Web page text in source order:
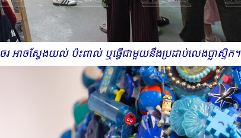
អាច​ស្វែងយល់​ ប៉ះពាល់ ឬធ្វើជាមួយ​នឹង​​ប្រដាប់លេង​​ប្លាស្ទិក​។